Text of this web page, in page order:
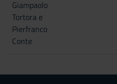
Giampaolo
Tortora e
Pierfranco
Conte